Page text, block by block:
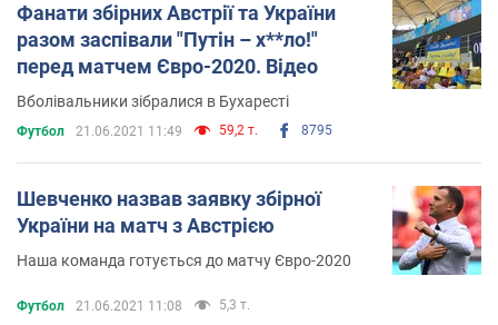
Фанати збірних Австрії та України
разом заспівали "Путін – х**ло!"
перед матчем Євро-2020. Відео
Вболівальники зібралися в Бухаресті
Футбол 21.06.2021 11:49 59,2 т. 8795
Шевченко назвав заявку збірної
України на матч з Австрією
Наша команда готується до матчу Євро-2020
Футбол 21.06.2021 11:08 5,3 т.